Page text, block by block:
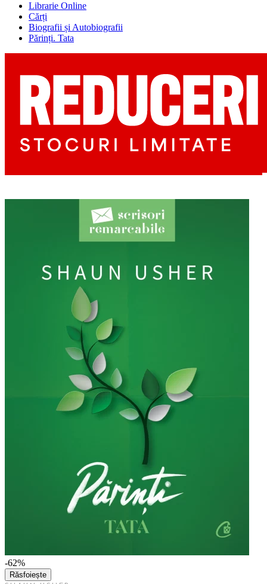
Librarie Online
Cărți
Biografii și Autobiografii
Părinți. Tata
-62%
Răsfoiește